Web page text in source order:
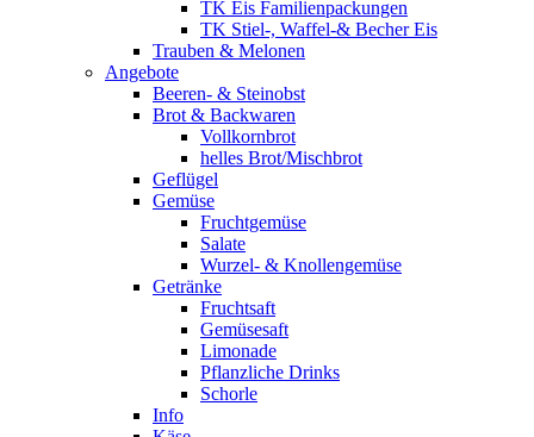
TK Eis Familienpackungen
TK Stiel-, Waffel-& Becher Eis
Trauben & Melonen
Angebote
Beeren- & Steinobst
Brot & Backwaren
Vollkornbrot
helles Brot/Mischbrot
Geflügel
Gemüse
Fruchtgemüse
Salate
Wurzel- & Knollengemüse
Getränke
Fruchtsaft
Gemüsesaft
Limonade
Pflanzliche Drinks
Schorle
Info